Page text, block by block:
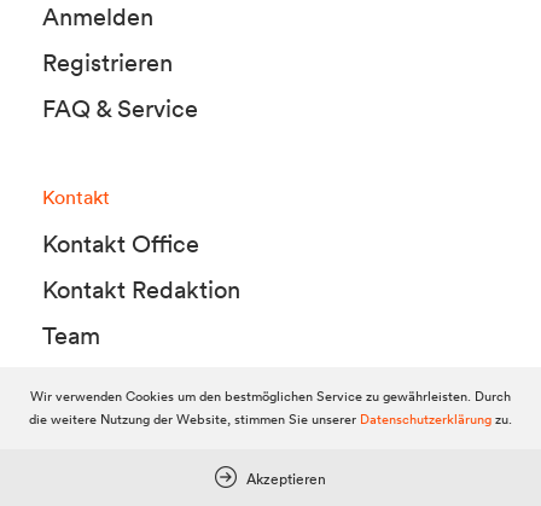
Anmelden
Registrieren
FAQ & Service
Kontakt
Kontakt Office
Kontakt Redaktion
Team
© 2010-2026 Dolomitenstadt.at
Wir verwenden Cookies um den bestmöglichen Service zu gewährleisten. Durch
die weitere Nutzung der Website, stimmen Sie unserer Datenschutzerklärungzu.
Akzeptieren